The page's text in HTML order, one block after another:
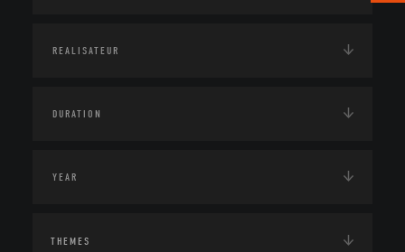
THEMES